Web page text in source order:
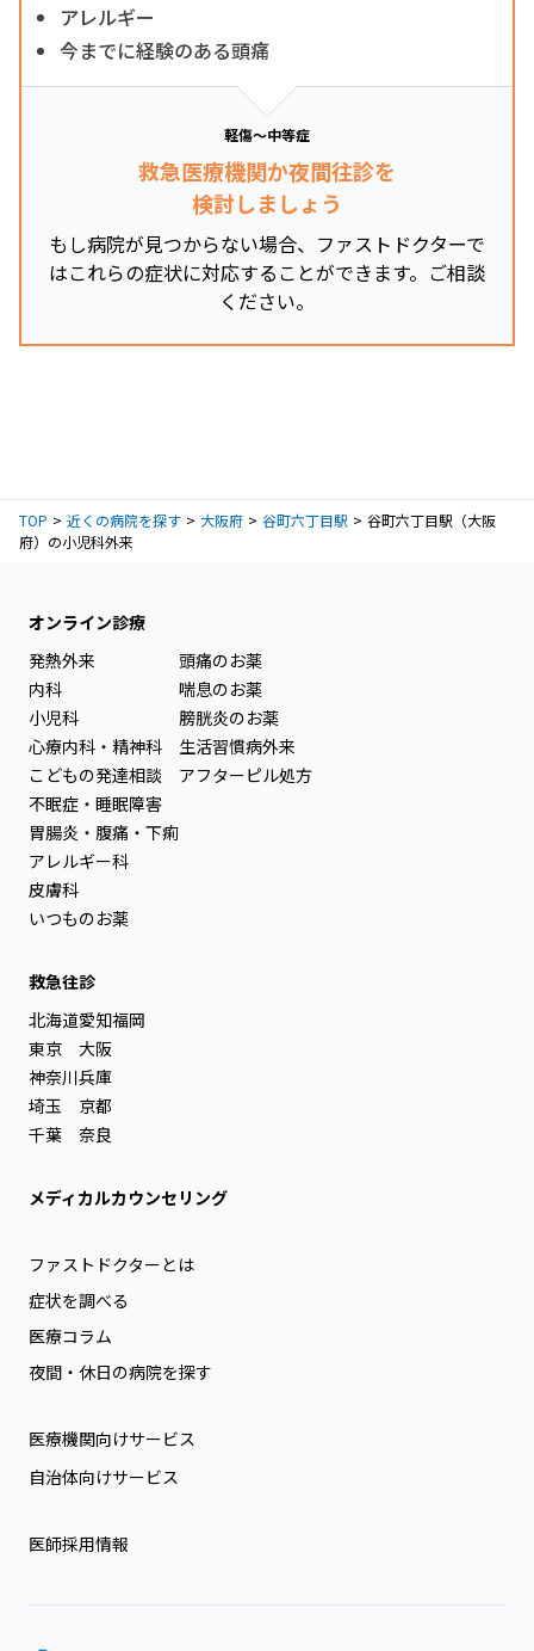
アレルギー
今までに経験のある頭痛
軽傷～中等症
救急医療機関か夜間往診を
検討しましょう
もし病院が見つからない場合、ファストドクターで
はこれらの症状に対応することができます。ご相談
ください。
TOP 近くの病院を探す 大阪府 谷町六丁目駅
谷町六丁目駅（大阪
府）の小児科外来
オンライン診療
発熱外来
内科
小児科
心療内科・精神科
こどもの発達相談
不眠症・睡眠障害
胃腸炎・腹痛・下痢
アレルギー科
皮膚科
いつものお薬
頭痛のお薬
喘息のお薬
膀胱炎のお薬
生活習慣病外来
アフターピル処方
救急往診
北海道
東京
神奈川
埼玉
千葉
愛知
大阪
兵庫
京都
奈良
福岡
メディカルカウンセリング
ファストドクターとは
症状を調べる
医療コラム
夜間・休日の病院を探す
医療機関向けサービス
自治体向けサービス
医師採用情報